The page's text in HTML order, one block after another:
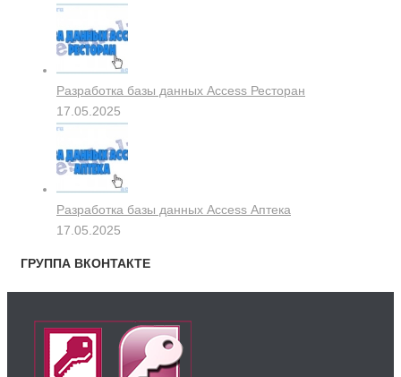
Разработка базы данных Access Ресторан
17.05.2025
Разработка базы данных Access Аптека
17.05.2025
ГРУППА ВКОНТАКТЕ